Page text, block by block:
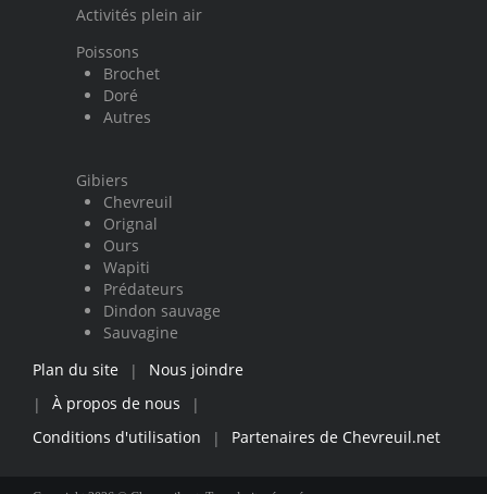
Activités plein air
Poissons
Brochet
Doré
Autres
Gibiers
Chevreuil
Orignal
Ours
Wapiti
Prédateurs
Dindon sauvage
Sauvagine
Plan du site
|
Nous joindre
|
À propos de nous
|
Conditions d'utilisation
| Partenaires de Chevreuil.net